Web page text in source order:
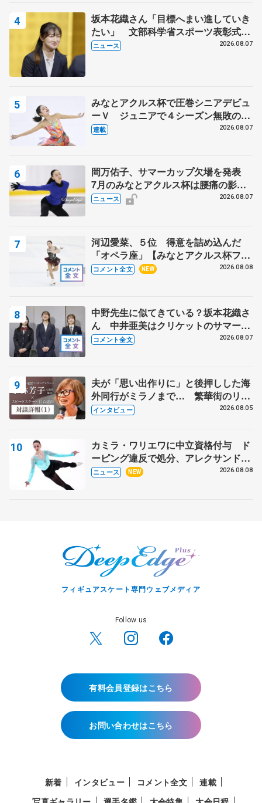
坂本花織さん「目標へまい進していき
たい」 文部科学省スポーツ表彰式で
代表謝辞
ニュース 2026.08.07
みなとアクルス杯で圧巻シニアデビュ
ーＶ ジュニアで４シーズン無敗の島
田麻央
連載 2026.08.07
岡万佑子、サマーカップ欠場を発表
7月のみなとアクルス杯は腰痛の影響
で
ニュース 2026.08.07
河辺愛菜、５位 得意を詰め込んだ
「オペラ座」【みなとアクルス杯フリ
ー】
コメント全文 NEW 2026.08.08
中野先生に似てきている？坂本花織さ
ん 中井亜美はクリケットのサマーキ
ャンプに 島田麻央はたくさん試合に
コメント全文 2026.08.07
夫が「思い出作りに」と後押しした海
外同行がミラノまで… 繁華街のリン
クでは不良のお兄さんも味方に 小林
インタビュー 2026.08.05
カミラ・ワリエワに中立資格付与 ド
ーピング違反で処分、アレクサンド
ラ・イグナトワも
ニュース NEW 2026.08.08
フィギュアスケート専門ウェブメディア
Follow us
有料会員登録はこちら
お問い合わせはこちら
新着 インタビュー コメント全文
連載